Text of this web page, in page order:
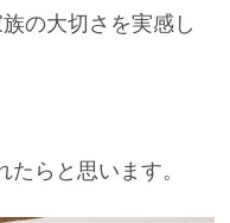
の大切さを実感し
らと思います。